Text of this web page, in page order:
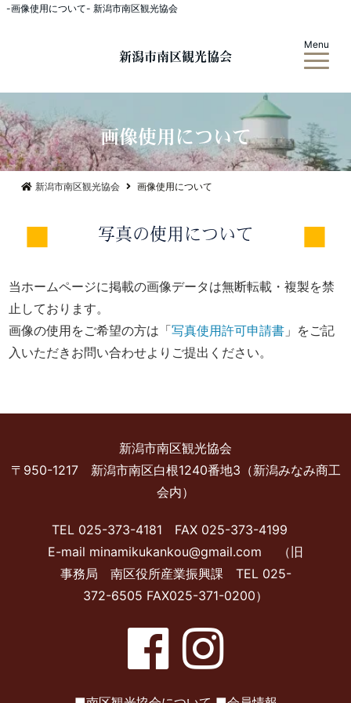
-画像使用について- 新潟市南区観光協会
新潟市南区観光協会
Menu
画像使用について
新潟市南区観光協会 画像使用について
写真の使用について
当ホームページに掲載の画像データは無断転載・複製を禁
止しております。
画像の使用をご希望の方は「写真使用許可申請書 」をご記
入いただきお問い合わせよりご提出ください。
新潟市南区観光協会
〒950-1217 新潟市南区白根1240番地3（新潟みなみ商工
会内）
TEL 025-373-4181 FAX 025-373-4199
E-mail minamikukankou@gmail.com （旧
事務局 南区役所産業振興課 TEL 025-
372-6505 FAX025-371-0200）